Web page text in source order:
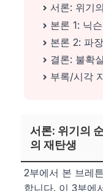
서론: 위기
본론 1: 닉
본론 2: 파
결론: 불확
부록/시각
서론: 위기의
의 재탄생
2부에서 본 브레
합니다. 이 3부에